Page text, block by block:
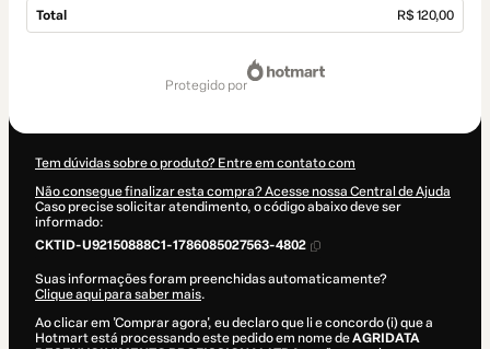
Total R$ 120,00
protegido por
Tem dúvidas sobre o produto? Entre em contato com
Não consegue finalizar esta compra? Acesse nossa Central de Ajuda
Caso precise solicitar atendimento, o código abaixo deve ser
informado:
CKTID-U92150888C1-1786085027563-4802
Suas informações foram preenchidas automaticamente?
Clique aqui para saber mais.
Ao clicar em 'Comprar agora', eu declaro que li e concordo (i) que a
Hotmart está processando este pedido em nome deAGRIDATA